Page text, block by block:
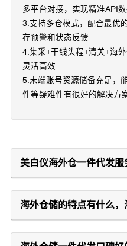
多平台对接，实现精准API
3.支持多仓模式，配合最优
存预警和状态反馈
4.集采+干线头程+清关+海
灵活高效
5.末端账号资源储备充足，
件等疑难件有很好的解决方
美白仪海外仓一件代发服
海外仓储的特点有什么